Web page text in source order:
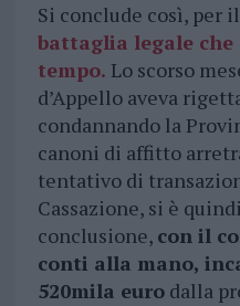
Si conclude così, per
battaglia legale
tempo. Lo scorso
d’Appello aveva
condannando la
canoni di affitto
tentativo di
Cassazione, si è
conclusione, con il
conti alla mano,
520mila eurodalla